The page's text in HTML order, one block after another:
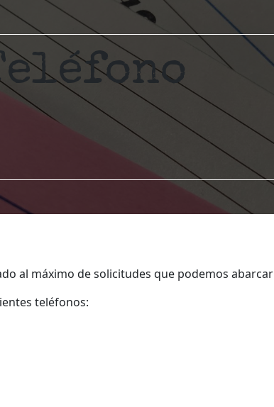
al máximo de solicitudes que podemos abarcar
teléfonos: